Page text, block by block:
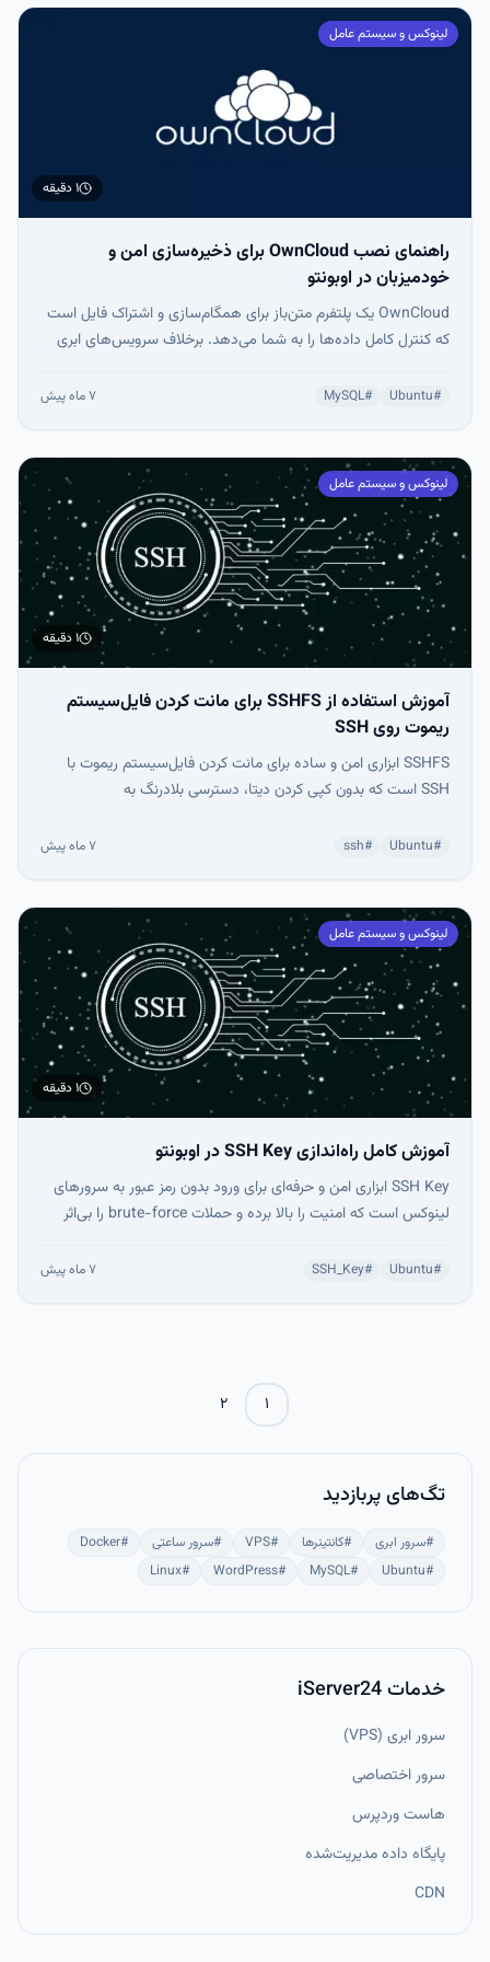
لینوکس و سیستم عامل
۱ دقیقه
راهنمای نصب OwnCloud برای ذخیره‌سازی امن و
خودمیزبان در اوبونتو
OwnCloud یک پلتفرم متن‌باز برای همگام‌سازی و اشتراک فایل است
که کنترل کامل داده‌ها را به شما می‌دهد. برخلاف سرویس‌های ابری
شما اجرا می‌شود و امنیت، حریم خصوصی و قابلیت سفارشی‌سازی
#
Ubuntu
#
MySQL ۷ ماه پیش
لینوکس و سیستم عامل
۱ دقیقه
آموزش استفاده از SSHFS برای مانت کردن فایل‌سیستم
ریموت روی SSH
SSHFS ابزاری امن و ساده برای مانت کردن فایل‌سیستم ریموت با
SSH است که بدون کپی کردن دیتا، دسترسی بلادرنگ به
لینوکس، مک و ویندوز پشتیبانی می‌کند و با گزینه‌هایی مثل کش،
ماشین استفاده کرد و مدیریت فایل ریموت را بدون دردسر انجام داد.
#
Ubuntu
#
ssh ۷ ماه پیش
لینوکس و سیستم عامل
۱ دقیقه
آموزش کامل راه‌اندازی SSH Key در اوبونتو
SSH Key ابزاری امن و حرفه‌ای برای ورود بدون رمز عبور به سرورهای
لینوکس است که امنیت را بالا برده و حملات brute-force را بی‌اثر
agent، اتصال سریع و اتوماسیون CI/CD ممکن می‌شود. راه‌اندازی
#
Ubuntu
#
SSH_Key ۷ ماه پیش
۱ ۲
تگ‌های پربازدید
#سرور ابری #کانتینرها #
VPS
#سرور ساعتی #
Docker
#
Ubuntu
#
MySQL
#
WordPress
#
Linux
خدمات iServer24
سرور ابری (VPS)
سرور اختصاصی
هاست وردپرس
پایگاه داده مدیریت‌شده
CDN